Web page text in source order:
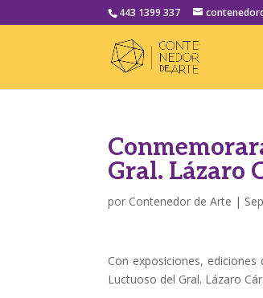
443 1399 337
Gral. Lázaro
por Contenedor de Arte |
Con exposiciones,
Luctuoso del Gral. Lázaro